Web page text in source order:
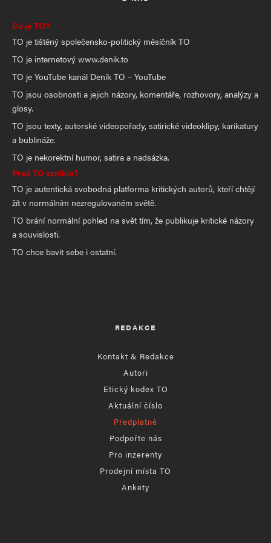
Co je TO?
TO je tištěný společensko-politický měsíčník TO
TO je internetový www.denik.to
TO je YouTube kanál Deník TO – YouTube
TO jsou osobnosti a jejich názory, komentáře, rozhovory, analýzy a
glosy.
TO jsou texty, autorské videopořady, satirické videoklipy, karikatury
a bublináže.
TO je nekorektní humor, satira a nadsázka.
Proč TO vzniklo?
TO je autentická svobodná platforma kritických autorů, kteří chtějí
žít v normálním nezregulovaném světě.
TO brání normální pohled na svět tím, že publikuje kritické názory
a souvislosti.
TO chce bavit sebe i ostatní.
REDAKCE
Kontakt & Redakce
Autoři
Etický kodex TO
Aktuální číslo
Předplatné
Podpořte nás
Pro inzerenty
Prodejní místa TO
Ankety